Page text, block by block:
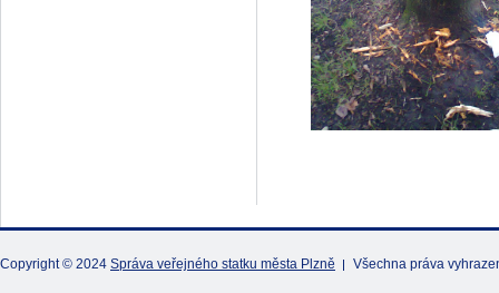
Copyright © 2024 Správa veřejného statku města Plzně Všechna práva